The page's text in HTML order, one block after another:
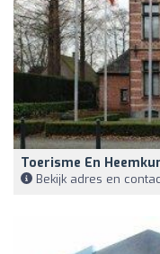
Toerisme En
Bekijk adres en